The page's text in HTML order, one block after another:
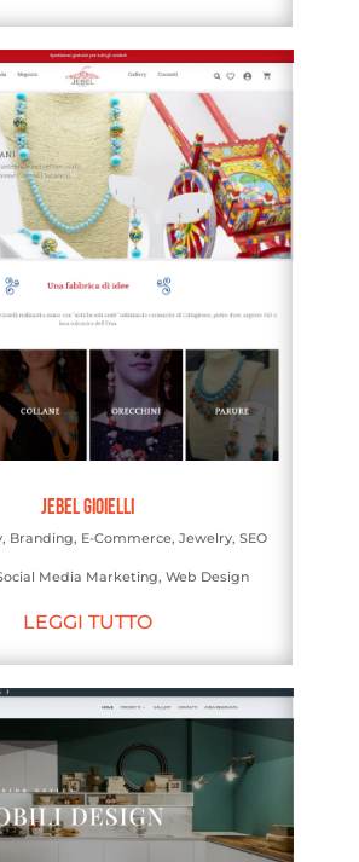
Jebel Gioielli
, Branding, E-Commerce,Jewelry,SEO
Media Marketing, Web Design
LEGGI TUTTO